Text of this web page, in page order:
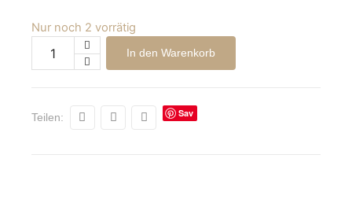
Nur noch 2 vorrätig
In den Warenkorb
Alternative:
Teilen:
Sav